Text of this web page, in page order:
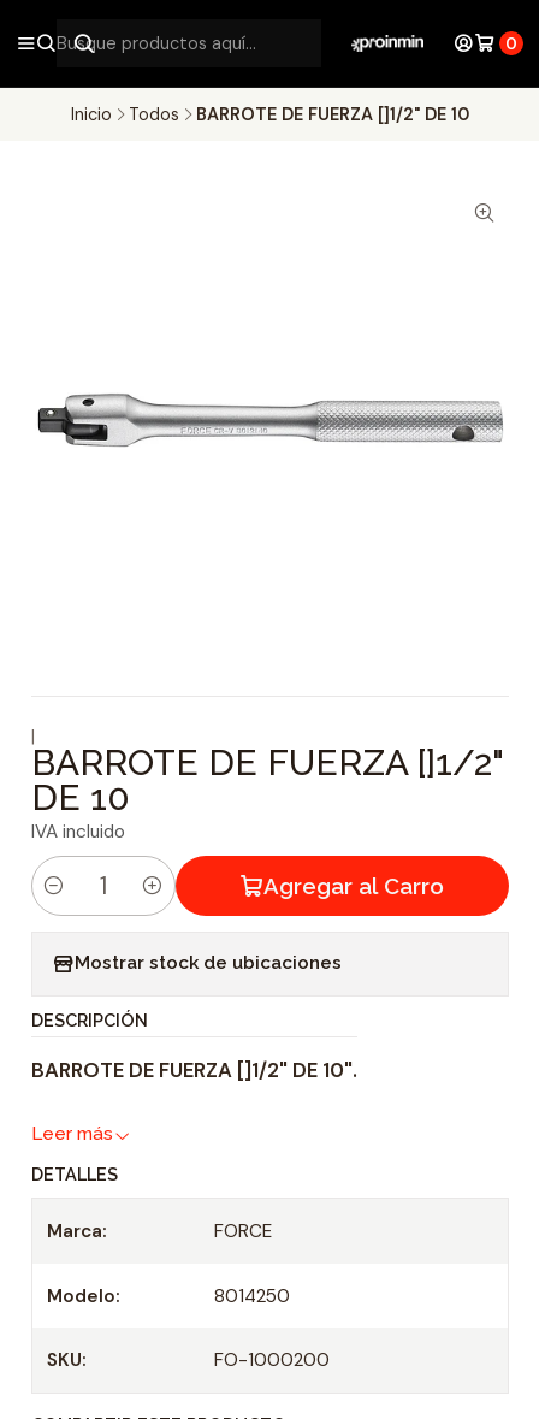
0
Inicio Todos BARROTE DE FUERZA []1/2" DE 10
|
BARROTE DE FUERZA []1/2"
DE 10
IVA incluido
C
i
d
d
Agregar al Carro
Mostrar stock de ubicaciones
DESCRIPCIÓN
BARROTE DE FUERZA []1/2" DE 10".
Leer más
DETALLES
Marca: FORCE
Modelo: 8014250
SKU: FO-1000200